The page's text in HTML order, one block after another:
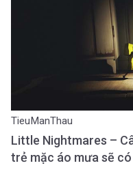
TieuManThau
Little Nightmares –
trẻ mặc áo mưa sẽ